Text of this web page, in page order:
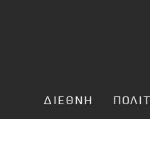
ΔΙΕΘΝΗ